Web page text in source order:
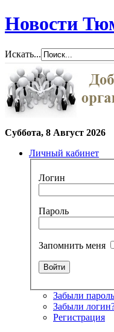
Новости
Искать...
Суббота, 8 Август 2026
Личный кабинет
Логин
Пароль
Запомнить меня
Забыли
Забыли
Регистрация